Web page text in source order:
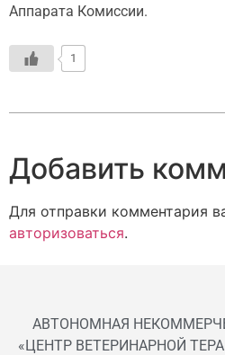
Аппарата Комиссии.
1
Добавить
Для отправки комментария
авторизоваться.
АВТОНОМНАЯ
«ЦЕНТР ВЕТЕРИНАРНОЙ